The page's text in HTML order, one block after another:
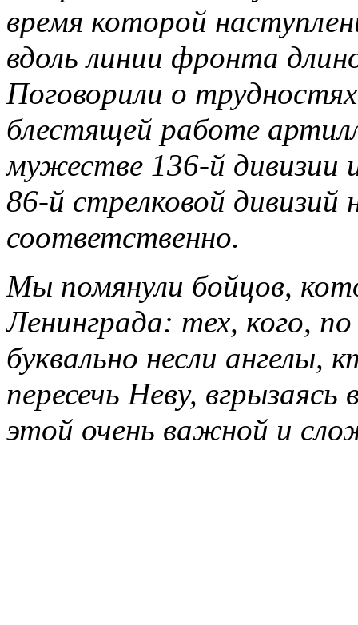
время которой
вдоль линии фронта
Поговорили о
блестящей работе
мужестве 136-й дивизии
86-й стрелковой дивизий
соответственно.
Мы помянули бойцов,
Ленинграда: тех, кого,
буквально несли ангелы,
пересечь Неву, вгрызаясь
этой очень важной и